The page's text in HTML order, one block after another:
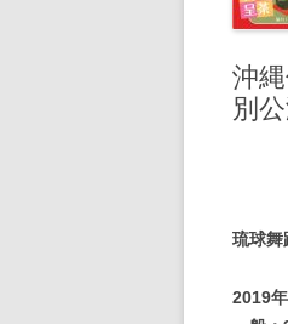
沖
別
琉球舞
2019